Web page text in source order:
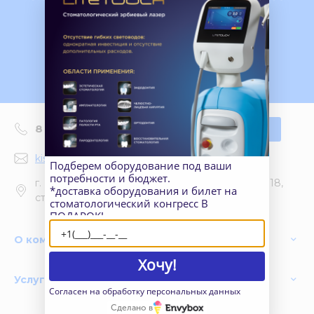
предложение!
Задать вопрос
8 (800) 350 07 32 Заказать звонок
kisiracademy@gmail.com
г. Москва - пункт выдачи, Леснорядский пер., 18,
стр. 1
О компании
Услуги
Подберем оборудование под ваши
потребности и бюджет.
*доставка оборудования и билет на
стоматологический конгресс В
ПОДАРОК!
Хочу!
Согласен на обработку персональных данных
Сделано в